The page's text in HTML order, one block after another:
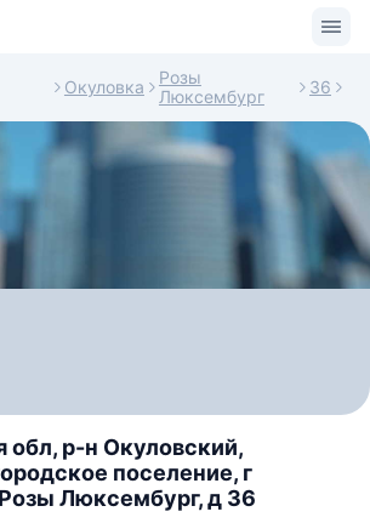
Окуловка
Розы
Люксембург
36
обл, р-н Окуловский,
поселение, г
Люксембург, д 36